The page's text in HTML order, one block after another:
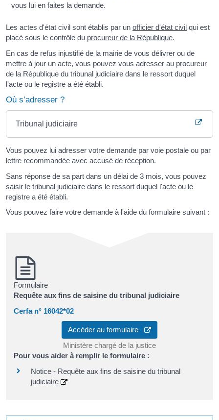
vous lui en faites la demande.
Les actes d'état civil sont établis par un officier d'état civil qui est
placé sous le contrôle du procureur de la République.
En cas de refus injustifié de la mairie de vous délivrer ou de
mettre à jour un acte, vous pouvez vous adresser au procureur
de la République du tribunal judiciaire dans le ressort duquel
l'acte ou le registre a été établi.
Où s’adresser ?
Tribunal judiciaire
Vous pouvez lui adresser votre demande par voie postale ou par
lettre recommandée avec accusé de réception.
Sans réponse de sa part dans un délai de 3 mois, vous pouvez
saisir le tribunal judiciaire dans le ressort duquel l'acte ou le
registre a été établi.
Vous pouvez faire votre demande à l'aide du formulaire suivant :
Formulaire
Requête aux fins de saisine du tribunal judiciaire
Cerfa n° 16042*02
Accéder au formulaire
Ministère chargé de la justice
Pour vous aider à remplir le formulaire :
Notice - Requête aux fins de saisine du tribunal
judiciaire